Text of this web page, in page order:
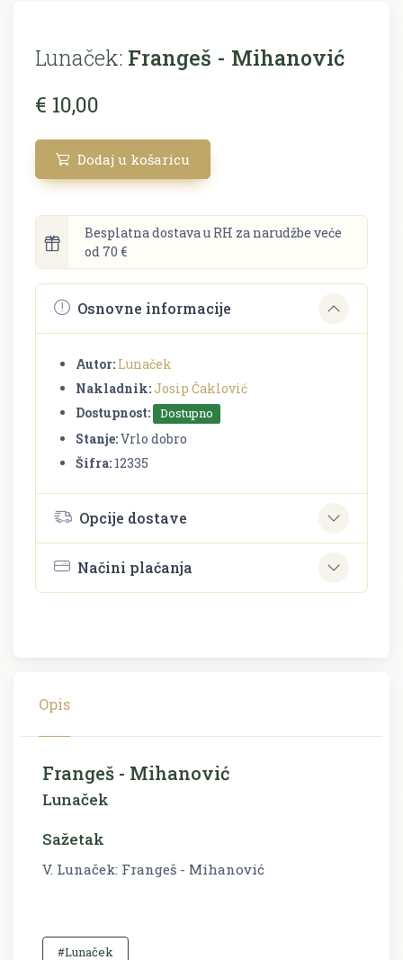
Lunaček: Frangeš - Mihanović
€ 10,00
Dodaj u košaricu
Besplatna dostava u RH za narudžbe veće
od 70 €
Osnovne informacije
Autor: Lunaček
Nakladnik:Josip Čaklović
Dostupnost:
Dostupno
Stanje:Vrlo dobro
Šifra: 12335
Opcije dostave
Načini plaćanja
Opis
Frangeš - Mihanović
Lunaček
Sažetak
V. Lunaček: Frangeš - Mihanović
#Lunaček